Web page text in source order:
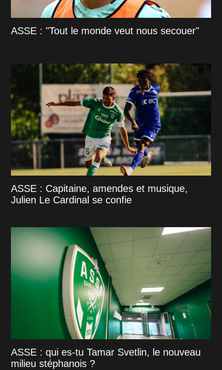
ASSE : "Tout le monde veut nous secouer"
ASSE : Capitaine, amendes et musique,
Julien Le Cardinal se confie
ASSE : qui es-tu Tamar Svetlin, le nouveau
milieu stéphanois ?